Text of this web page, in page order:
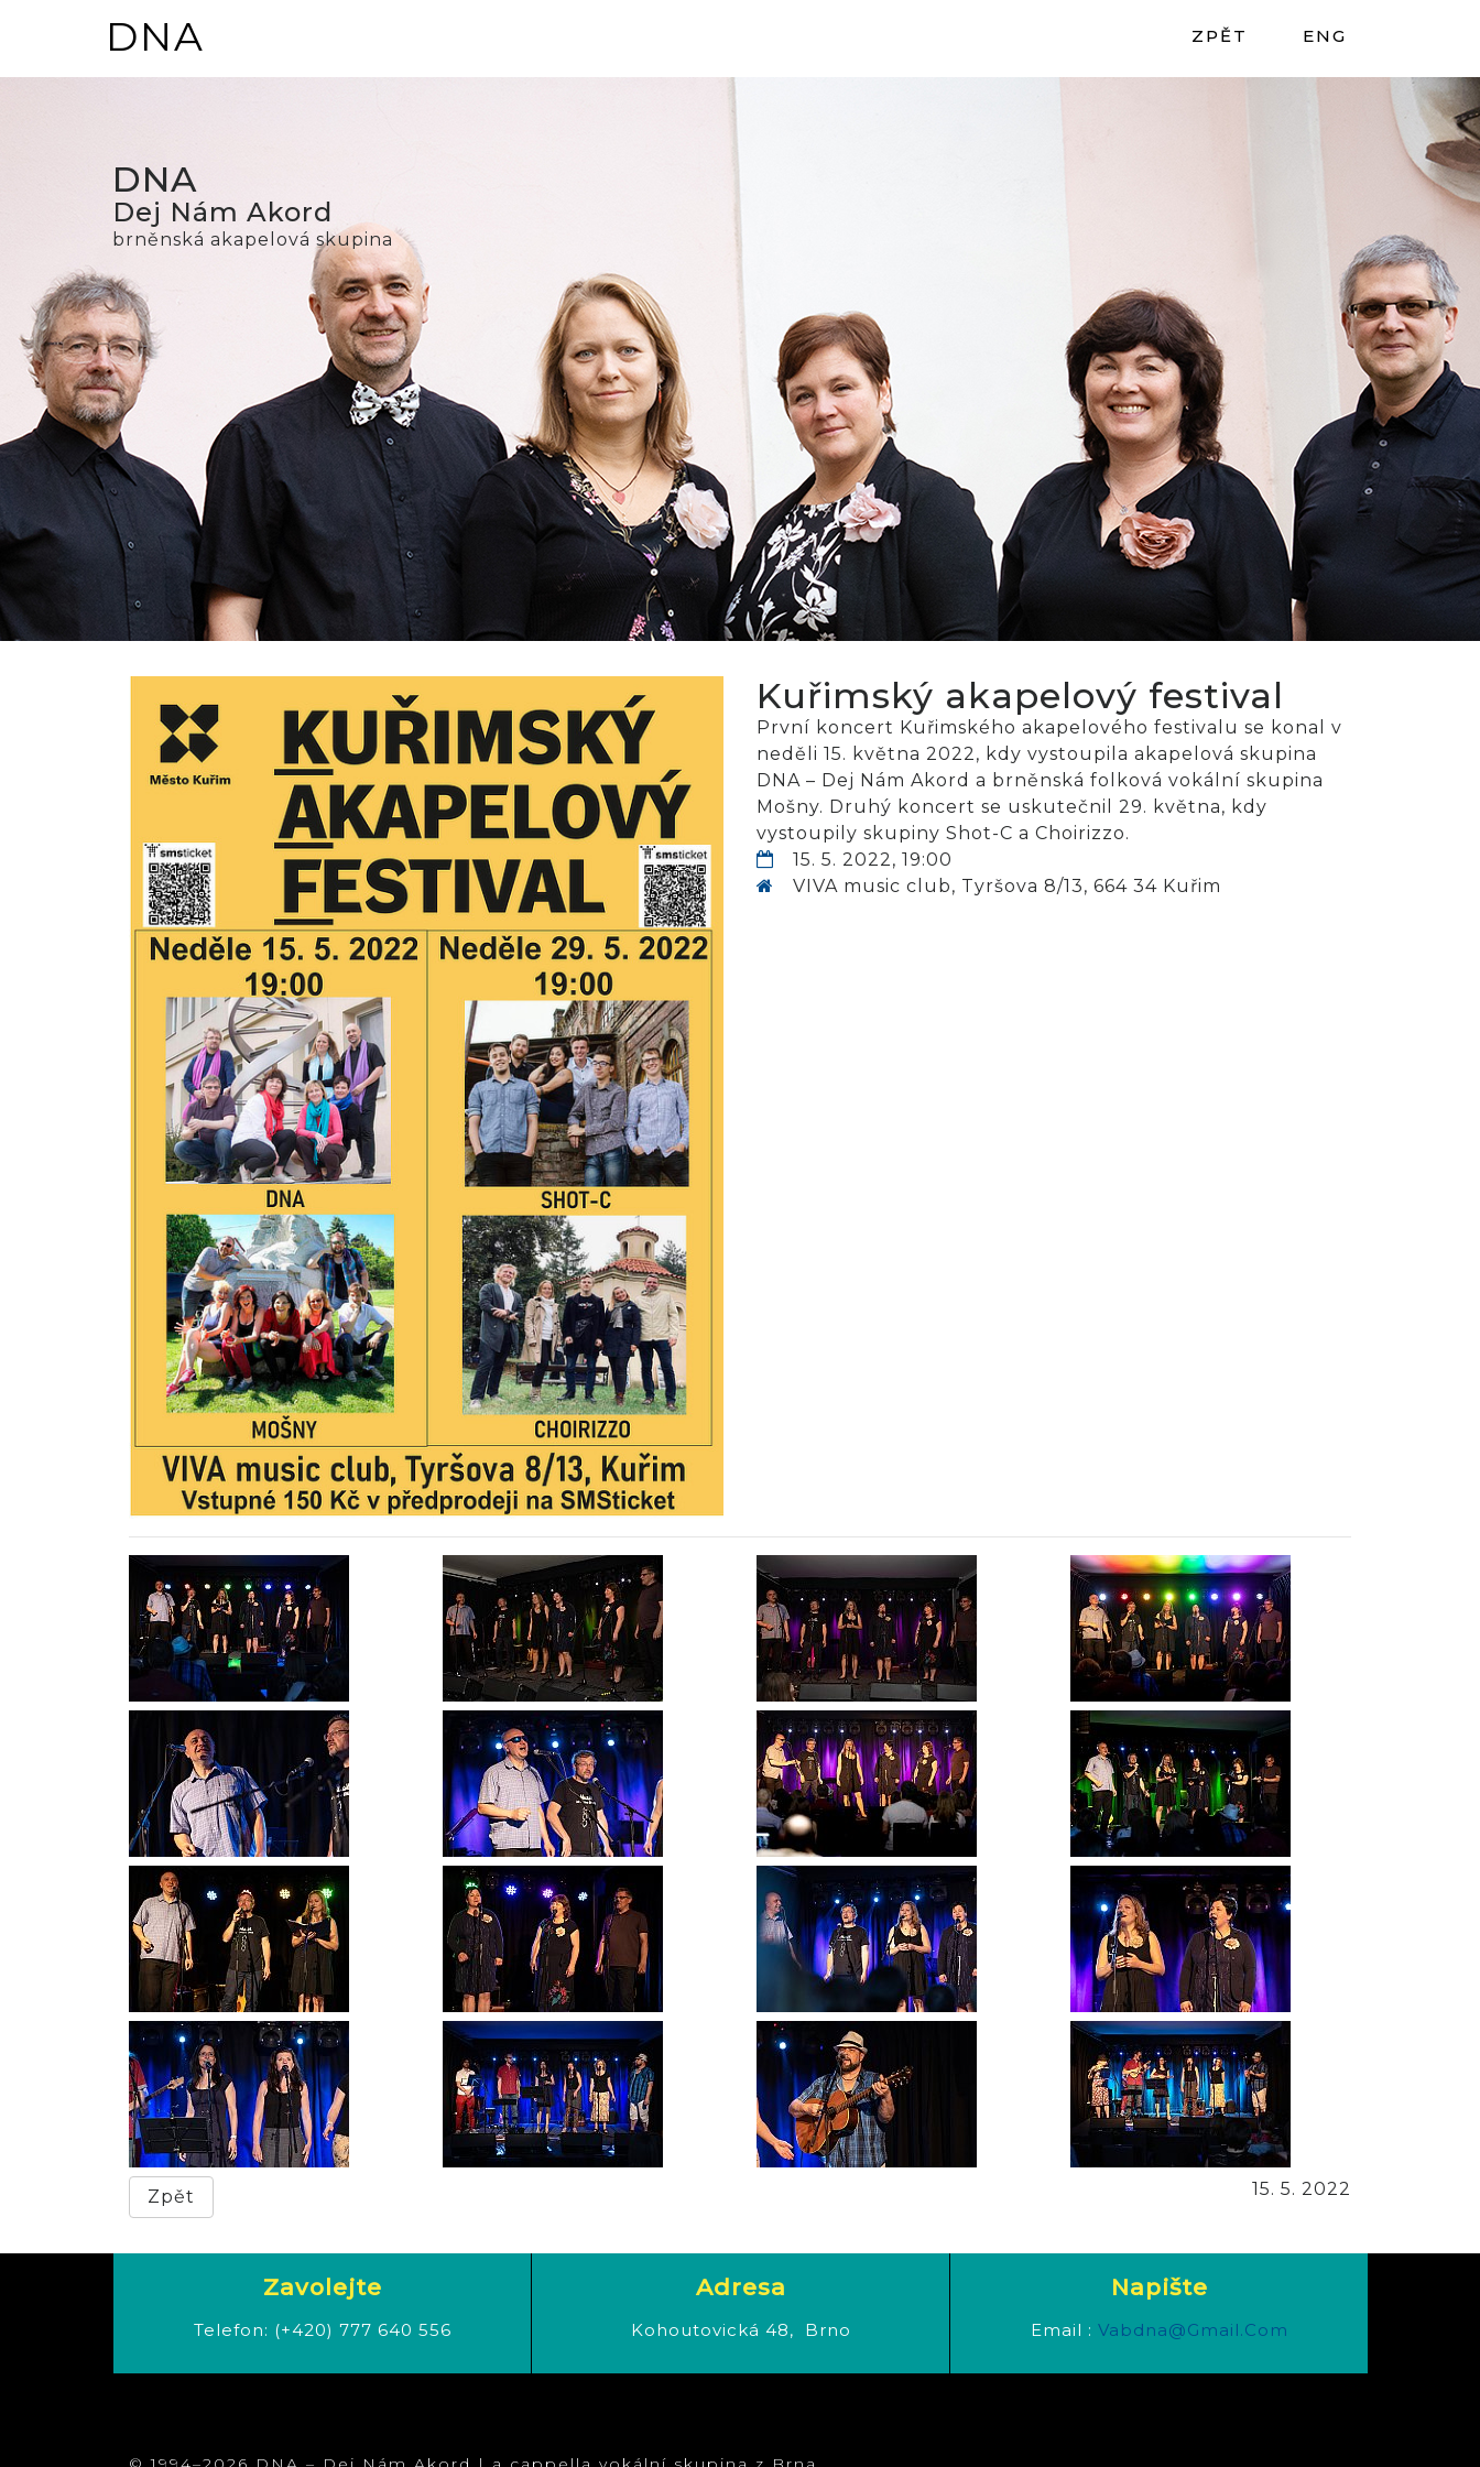
DNA ZPĚT ENG
DNA
Dej Nám Akord
brněnská akapelová skupina
Kuřimský akapelový festival
První koncert Kuřimského akapelového festivalu se konal v
neděli 15. května 2022, kdy vystoupila akapelová skupina
DNA – Dej Nám Akord a brněnská folková vokální skupina
Mošny. Druhý koncert se uskutečnil 29. května, kdy
vystoupily skupiny Shot-C a Choirizzo.
15. 5. 2022, 19:00
VIVA music club, Tyršova 8/13, 664 34 Kuřim
Zpět 15. 5. 2022
Zavolejte
Telefon: (+420) 777 640 556
Adresa
Kohoutovická 48, Brno
Napište
Email : Vabdna@gmail.com